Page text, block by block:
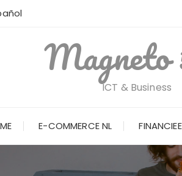
Magneto
ICT & Business
E-COMMERCE NL